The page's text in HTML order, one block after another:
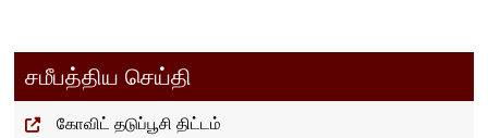
s
t
சமீபத்திய செய்தி
கோவிட் தடுப்பூசி திட்டம்